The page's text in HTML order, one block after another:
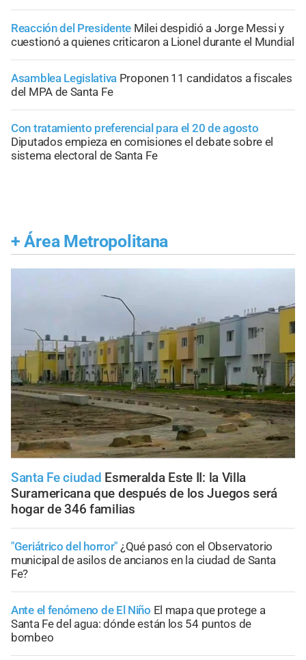
Reacción del Presidente Milei despidió a Jorge Messi y
cuestionó a quienes criticaron a Lionel durante el Mundial
Asamblea Legislativa Proponen 11 candidatos a fiscales
del MPA de Santa Fe
Con tratamiento preferencial para el 20 de agosto
Diputados empieza en comisiones el debate sobre el
sistema electoral de Santa Fe
+ Área Metropolitana
Santa Fe ciudad Esmeralda Este II: la Villa
Suramericana que después de los Juegos será
hogar de 346 familias
"Geriátrico del horror" ¿Qué pasó con el Observatorio
municipal de asilos de ancianos en la ciudad de Santa
Fe?
Ante el fenómeno de El Niño El mapa que protege a
Santa Fe del agua: dónde están los 54 puntos de
bombeo